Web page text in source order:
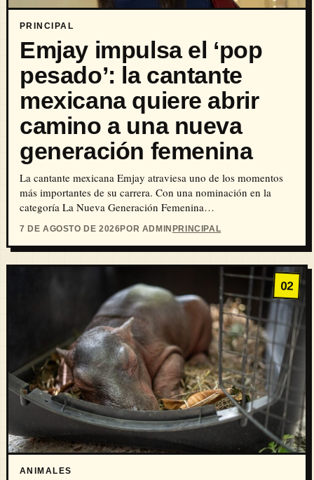
PRINCIPAL
Emjay impulsa el ‘pop
pesado’: la cantante
mexicana quiere abrir
camino a una nueva
generación femenina
La cantante mexicana Emjay atraviesa uno de los momentos
más importantes de su carrera. Con una nominación en la
categoría La Nueva Generación Femenina…
7 DE AGOSTO DE 2026POR ADMINPRINCIPAL
02
ANIMALES